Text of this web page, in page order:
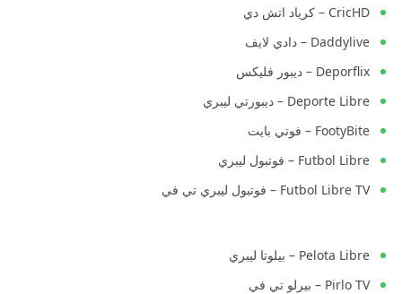
CricHD – كرياد اتش دي
Daddylive – دادي لايف
Deporflix – ديبور فليكس
Deporte Libre – ديبورتي ليبري
FootyBite – فوتي بايت
Futbol Libre – فوتبول ليبري
Futbol Libre TV – فوتبول ليبري تي في
Pelota Libre – بيلوتا ليبري
Pirlo TV – بيرلو تي في